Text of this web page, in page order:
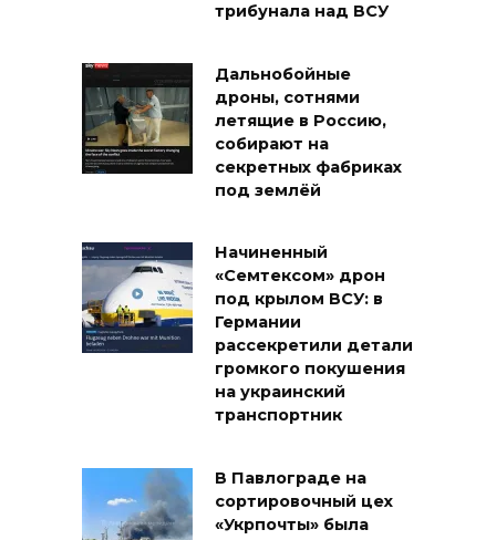
трибунала над ВСУ
Дальнобойные
дроны, сотнями
летящие в Россию,
собирают на
секретных фабриках
под землёй
Начиненный
«Семтексом» дрон
под крылом ВСУ: в
Германии
рассекретили детали
громкого покушения
на украинский
транспортник
В Павлограде на
сортировочный цех
«Укрпочты» была